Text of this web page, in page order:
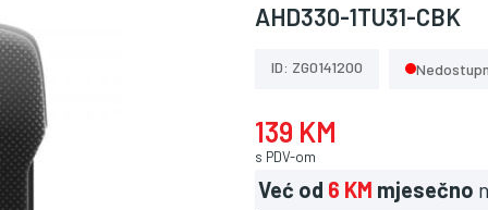
AHD330-1TU31-CBK
ID: ZG0141200
139 KM
s PDV-om
Već od 6 KM mjesečno